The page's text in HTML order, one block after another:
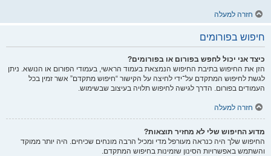
חזרה למעלה
חיפוש בפורומים
כיצד אני יכול לחפש בפורום או בפורומים?
הזן את החיפוש בתיבת החיפוש הנמצאת בעמוד הראשי, בעמודי הפורום או הנושא. ניתן
לגשת לחיפוש המתקדם על־ידי לחיצה על הקישור “חיפוש מתקדם” אשר זמין בכל
העמודים בפורום. הדרך לגישה לחיפוש תלויה בעיצוב שבשימוש.
חזרה למעלה
מדוע החיפוש שלי לא מחזיר תוצאות?
החיפוש שלך היה כנראה מעורפל מדי ומכיל הרבה מונחים שכיחים. היה יותר ממוקד
והשתמש באפשרויות הסינון שזמינות בחיפוש המתקדם.